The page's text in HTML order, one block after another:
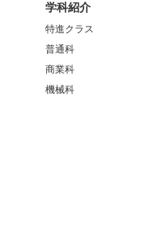
学科紹介
特進クラス
普通科
商業科
機械科